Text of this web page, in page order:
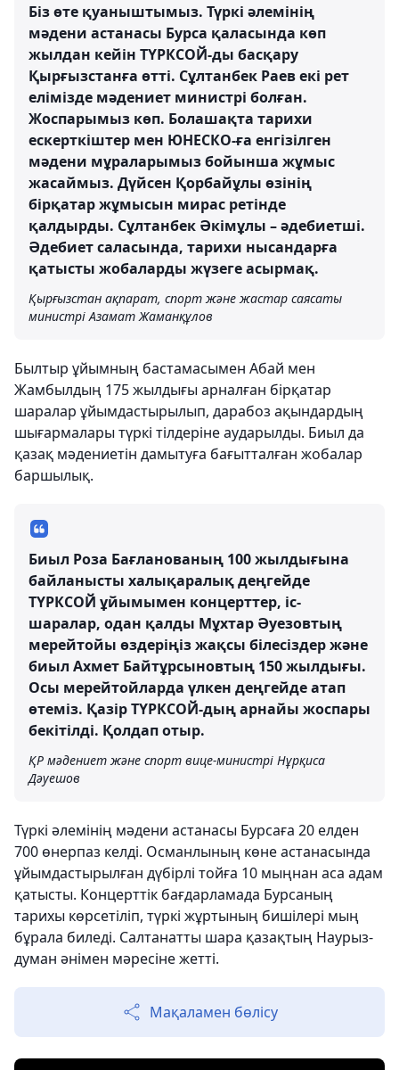
Біз өте қуаныштымыз. Түркі әлемінің
мәдени астанасы Бурса қаласында көп
жылдан кейін ТҮРКСОЙ-ды басқару
Қырғызстанға өтті. Сұлтанбек Раев екі рет
елімізде мәдениет министрі болған.
Жоспарымыз көп. Болашақта тарихи
ескерткіштер мен ЮНЕСКО-ға енгізілген
мәдени мұраларымыз бойынша жұмыс
жасаймыз. Дүйсен Қорбайұлы өзінің
бірқатар жұмысын мирас ретінде
қалдырды. Сұлтанбек Әкімұлы – әдебиетші.
Әдебиет саласында, тарихи нысандарға
қатысты жобаларды жүзеге асырмақ.
Қырғызстан ақпарат, спорт және жастар саясаты
министрі Азамат Жаманқұлов
Былтыр ұйымның бастамасымен Абай мен
Жамбылдың 175 жылдығы арналған бірқатар
шаралар ұйымдастырылып, дарабоз ақындардың
шығармалары түркі тілдеріне аударылды. Биыл да
қазақ мәдениетін дамытуға бағытталған жобалар
баршылық.
Биыл Роза Бағланованың 100 жылдығына
байланысты халықаралық деңгейде
ТҮРКСОЙ ұйымымен концерттер, іс-
шаралар, одан қалды Мұхтар Әуезовтың
мерейтойы өздеріңіз жақсы білесіздер және
биыл Ахмет Байтұрсыновтың 150 жылдығы.
Осы мерейтойларда үлкен деңгейде атап
өтеміз. Қазір ТҮРКСОЙ-дың арнайы жоспары
бекітілді. Қолдап отыр.
ҚР мәдениет және спорт вице-министрі Нұрқиса
Дәуешов
Түркі әлемінің мәдени астанасы Бурсаға 20 елден
700 өнерпаз келді. Османлының көне астанасында
ұйымдастырылған дүбірлі тойға 10 мыңнан аса адам
қатысты. Концерттік бағдарламада Бурсаның
тарихы көрсетіліп, түркі жұртының бишілері мың
бұрала биледі. Салтанатты шара қазақтың Наурыз-
думан әнімен мәресіне жетті.
Мақаламен бөлісу